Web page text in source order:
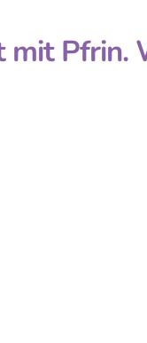
mit Pfrin.